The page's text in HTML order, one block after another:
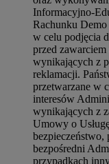
Informacyjno-
Rachunku
w celu podjęcia
przed
wynikających z
reklamacji.
przetwarzane w
interesów
wynikających z
Umowy o
bezpieczeństwo,
bezpośredni
przypadkach